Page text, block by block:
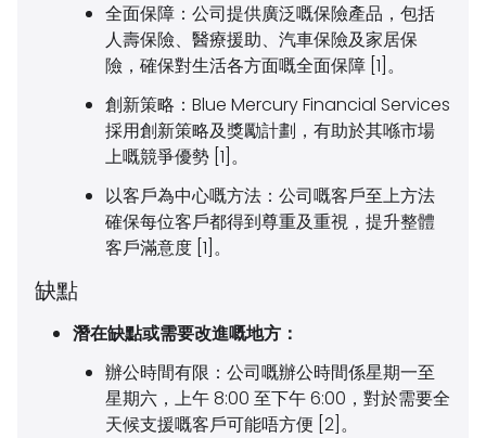
全面保障： 公司提供廣泛嘅保險產品，包括
人壽保險、醫療援助、汽車保險及家居保
險，確保對生活各方面嘅全面保障 [1]。
創新策略： Blue Mercury Financial Services
採用創新策略及獎勵計劃，有助於其喺市場
上嘅競爭優勢 [1]。
以客戶為中心嘅方法： 公司嘅客戶至上方法
確保每位客戶都得到尊重及重視，提升整體
客戶滿意度 [1]。
缺點
潛在缺點或需要改進嘅地方：
辦公時間有限： 公司嘅辦公時間係星期一至
星期六，上午 8:00 至下午 6:00，對於需要全
天候支援嘅客戶可能唔方便 [2]。